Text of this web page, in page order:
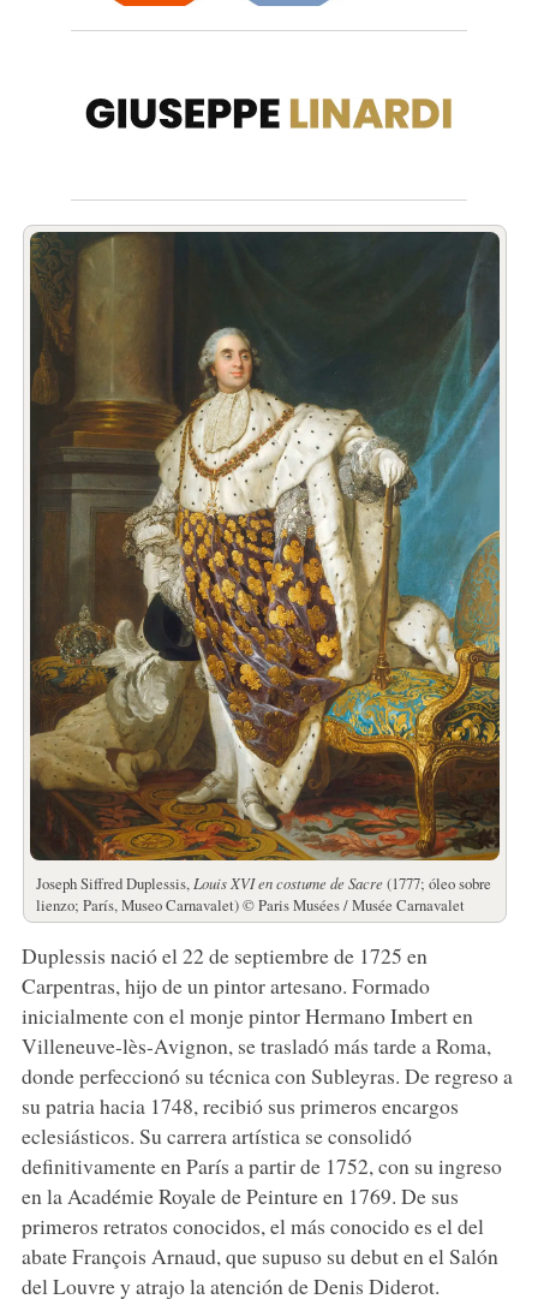
Joseph Siffred Duplessis, Louis XVI en costume de Sacre (1777; óleo sobre
lienzo; París, Museo Carnavalet) © Paris Musées / Musée Carnavalet
Duplessis nació el 22 de septiembre de 1725 en
Carpentras, hijo de un pintor artesano. Formado
inicialmente con el monje pintor Hermano Imbert en
Villeneuve-lès-Avignon, se trasladó más tarde a Roma,
donde perfeccionó su técnica con Subleyras. De regreso a
su patria hacia 1748, recibió sus primeros encargos
eclesiásticos. Su carrera artística se consolidó
definitivamente en París a partir de 1752, con su ingreso
en la Académie Royale de Peinture en 1769. De sus
primeros retratos conocidos, el más conocido es el del
abate François Arnaud, que supuso su debut en el Salón
del Louvre y atrajo la atención de Denis Diderot.